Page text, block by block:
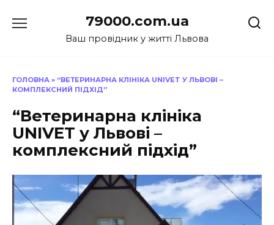
до
79000.com.ua
Ваш провідник у житті Львова
ГОЛОВНА » “ВЕТЕРИНАРНА КЛІНІКА UNIVET У ЛЬВОВІ –
КОМПЛЕКСНИЙ ПІДХІД”
“Ветеринарна клініка
UNIVET у Львові –
комплексний підхід”